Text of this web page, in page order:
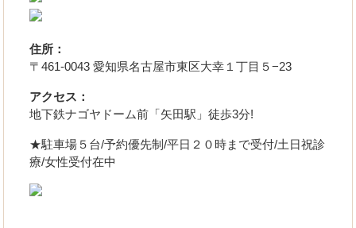
住所：
〒461-0043 愛知県名古屋市東区大幸１丁目５−23
アクセス：
地下鉄ナゴヤドーム前「矢田駅」徒歩3分!
★駐車場５台/予約優先制/平日２０時まで受付/土日祝診
療/女性受付在中